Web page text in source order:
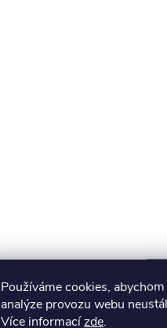
Používáme cookies,
analýze provozu webu
Více informacízde.